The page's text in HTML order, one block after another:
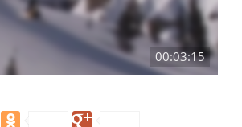
00:03:15